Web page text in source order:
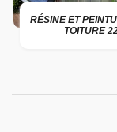
RÉSINE ET
TOITURE